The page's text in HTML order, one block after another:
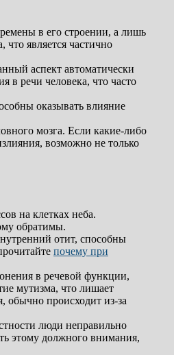
в его строении, а лишь
является частично
аспект автоматически
в речи человека, что часто
оказывать влияние
мозга. Если какие-либо
возможно не только
на клетках неба.
обратимы.
отит, способны
почему при
в речевой функции,
мутизма, что лишает
обычно происходит из-за
люди неправильно
этому должного внимания,